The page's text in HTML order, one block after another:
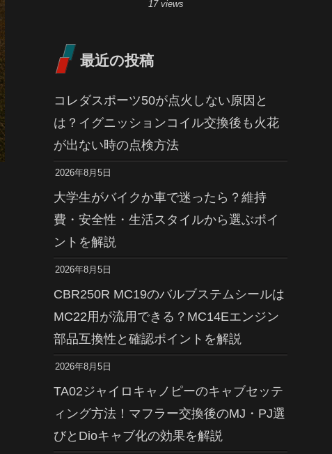
17 views
最近の投稿
コレダスポーツ50が点火しない原因と
は？イグニッションコイル交換後も火花
が出ない時の点検方法
2026年8月5日
大学生がバイクか車で迷ったら？維持
費・安全性・生活スタイルから選ぶポイ
ントを解説
2026年8月5日
CBR250R MC19のバルブステムシールは
MC22用が流用できる？MC14Eエンジン
部品互換性と確認ポイントを解説
2026年8月5日
TA02ジャイロキャノピーのキャブセッテ
ィング方法！マフラー交換後のMJ・PJ選
びとDioキャブ化の効果を解説